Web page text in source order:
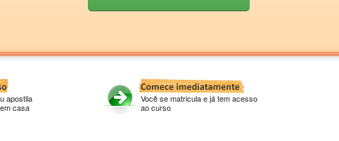
apostila
casa
Você se matricula e já tem acesso
ao curso